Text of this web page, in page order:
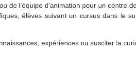
de l’équipe d’animation pour un centre
élèves suivant un cursus dans le
expériences ou susciter la